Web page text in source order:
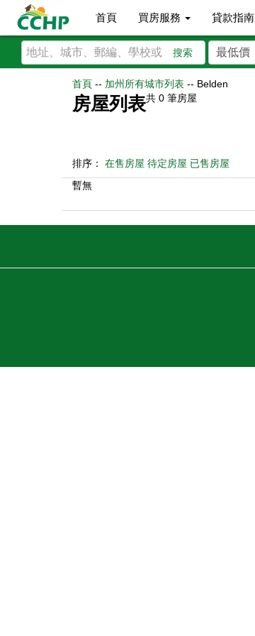
首頁 買房服務 貸款指南
搜索
首頁 -- 加州所有城市列表 -- Belden
房屋列表共 0 筆房屋
排序： 在售房屋 待定房屋 已售房屋
暫無